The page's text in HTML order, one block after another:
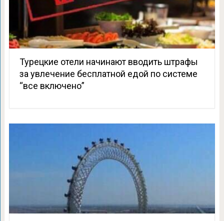
Турецкие отели начинают вводить штрафы
за увлечение бесплатной едой по системе
“все включено”